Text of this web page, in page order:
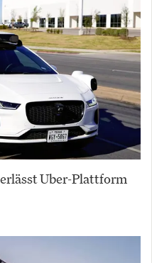
Uber-Plattform